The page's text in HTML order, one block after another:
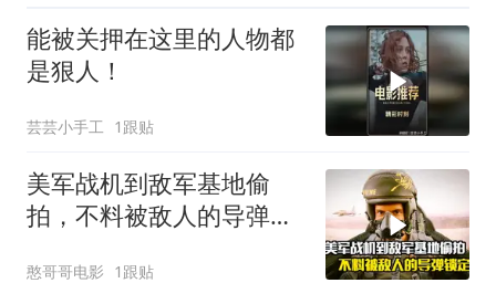
能被关押在这里的人物都
是狠人！
芸芸小手工 1跟贴
美军战机到敌军基地偷
拍，不料被敌人的导弹锁
憨哥哥电影 1跟贴